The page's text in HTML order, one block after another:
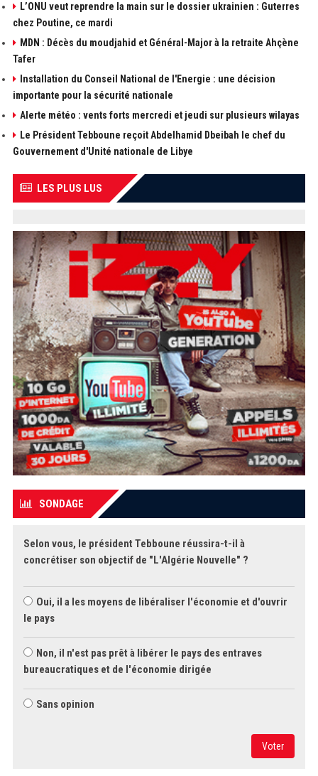
L’ONU veut reprendre la main sur le dossier ukrainien : Guterres
chez Poutine, ce mardi
MDN : Décès du moudjahid et Général-Major à la retraite Ahçène
Tafer
Installation du Conseil National de l'Energie : une décision
importante pour la sécurité nationale
Alerte météo : vents forts mercredi et jeudi sur plusieurs wilayas
Le Président Tebboune reçoit Abdelhamid Dbeibah le chef du
Gouvernement d'Unité nationale de Libye
LES PLUS LUS
SONDAGE
Selon vous, le président Tebboune réussira-t-il à
concrétiser son objectif de "L'Algérie Nouvelle" ?
Oui, il a les moyens de libéraliser l'économie et d'ouvrir
le pays
Non, il n'est pas prêt à libérer le pays des entraves
bureaucratiques et de l'économie dirigée
Sans opinion
Voter